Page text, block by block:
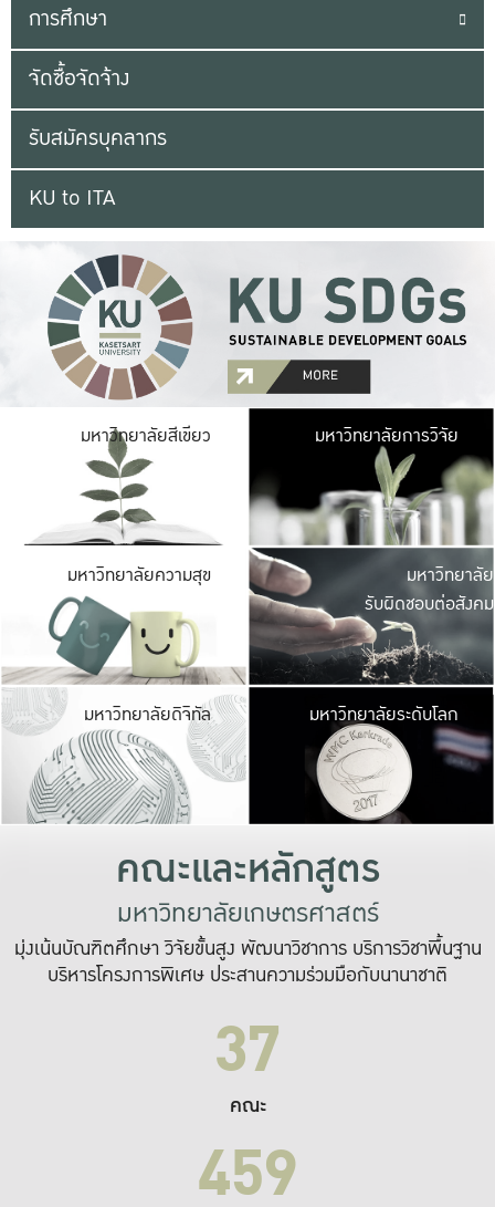
การศึกษา
จัดซื้อจัดจ้าง
รับสมัครบุคลากร
KU to ITA
มหาวิทยาลัยสีเขียว มหาวิ
มีพื้นที่เขียวสดใส
เป็นป่าในเมือง เกษต
มหาวิทยาลัยการวิจัย
มหาวิทยาลัยความสุข มหาวิ
ค
เปิดประ
และพบเรื่องราวใ
มหาวิทยาลัย
รับผิดชอบต่อสังคม
มหาวิทยาลัยดิจิทัล มหาวิ
เปลี่ยนแปลง แล
เพื่อทำง
ระบบสารสนเทศ
มหาวิทยาลัยระดับโลก
คณะและหลักสูตร
มหาวิทยาลัยเกษตรศาสตร์
มุ่งเน้นบัณฑิตศึกษา วิจัยขั้นสูง พัฒนาวิชาการ บริการวิชาพื้นฐาน
บริหารโครงการพิเศษ ประสานความร่วมมือกับนานาชาติ
37
คณะ
459